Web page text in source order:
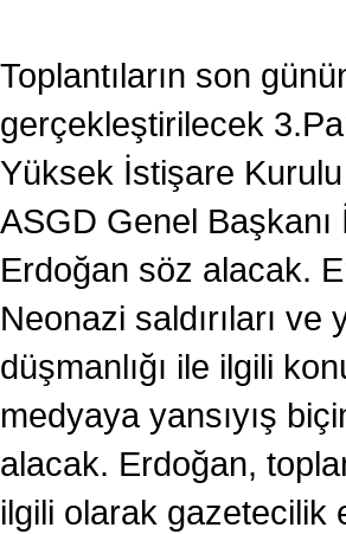
Toplantıların son
gerçekleştirilecek
Yüksek İstişare
ASGD Genel Başkanı
Erdoğan söz alacak.
Neonazi saldırıları ve
düşmanlığı ile ilgili
medyaya yansıyış
alacak. Erdoğan,
ilgili olarak gazetecilik